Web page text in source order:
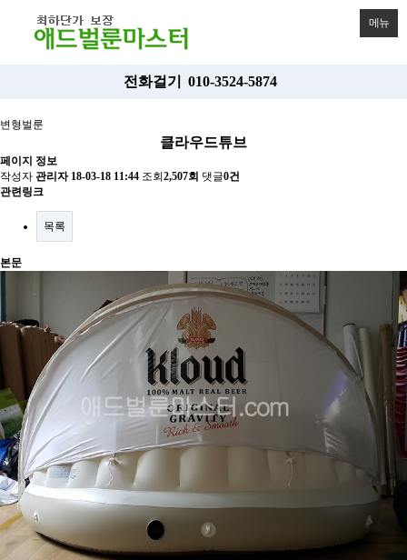
메뉴
전화걸기 010-3524-5874
변형벌룬
클라우드튜브
페이지 정보
작성자 관리자 18-03-18 11:44 조회 2,507회 댓글0건
관련링크
목록
본문